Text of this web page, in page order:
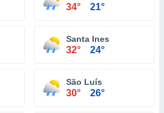
34° 21°
Santa Ines
32° 24°
São Luís
30° 26°